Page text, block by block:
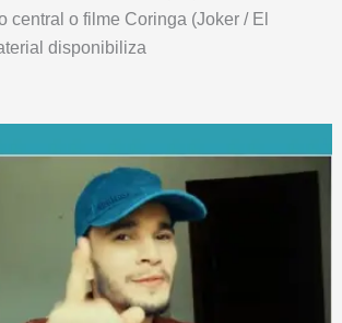
central o filme Coringa (Joker / El
disponibiliza